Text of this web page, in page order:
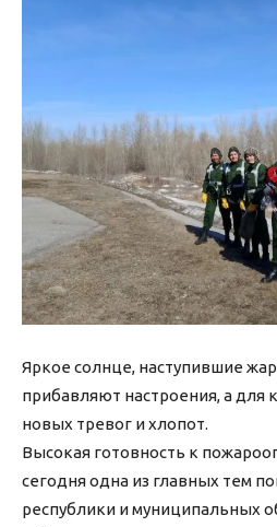
Яркое солнце, наступившие
прибавляют настроения, а для
новых тревог и хлопот.
Высокая готовность к
сегодня одна из главных тем
республики и муниципальных